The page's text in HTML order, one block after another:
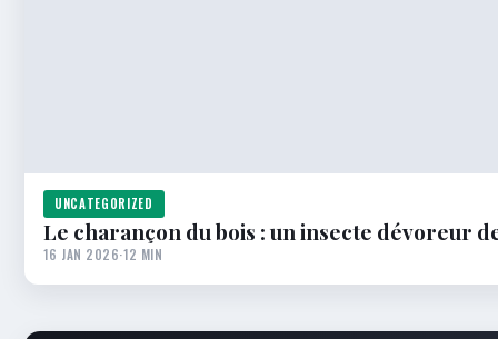
UNCATEGORIZED
Le charançon du bois : un insecte dévoreur
16 JAN 2026·12 MIN